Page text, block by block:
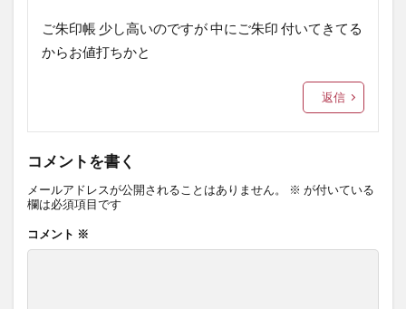
ご朱印帳 少し高いのですが 中にご朱印 付いてきてる
からお値打ちかと
返信
コメントを書く
メールアドレスが公開されることはありません。 ※ が付いている
欄は必須項目です
コメント ※